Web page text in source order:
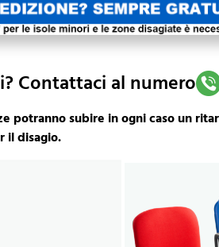
Contattaci al numero
subire in ogni caso un
il disagio.